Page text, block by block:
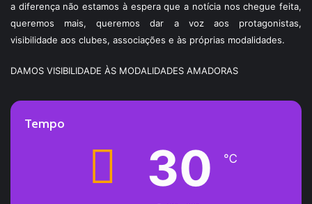
a diferença não estamos à espera que a notícia nos chegue feita,
queremos mais, queremos dar a voz aos protagonistas,
visibilidade aos clubes, associações e às próprias modalidades.
DAMOS VISIBILIDADE ÀS MODALIDADES AMADORAS
Tempo
30 ℃